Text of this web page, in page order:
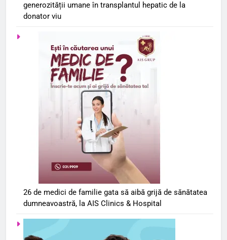
generozității umane în transplantul hepatic de la
donator viu
26 de medici de familie gata să aibă grijă de sănătatea
dumneavoastră, la AIS Clinics & Hospital